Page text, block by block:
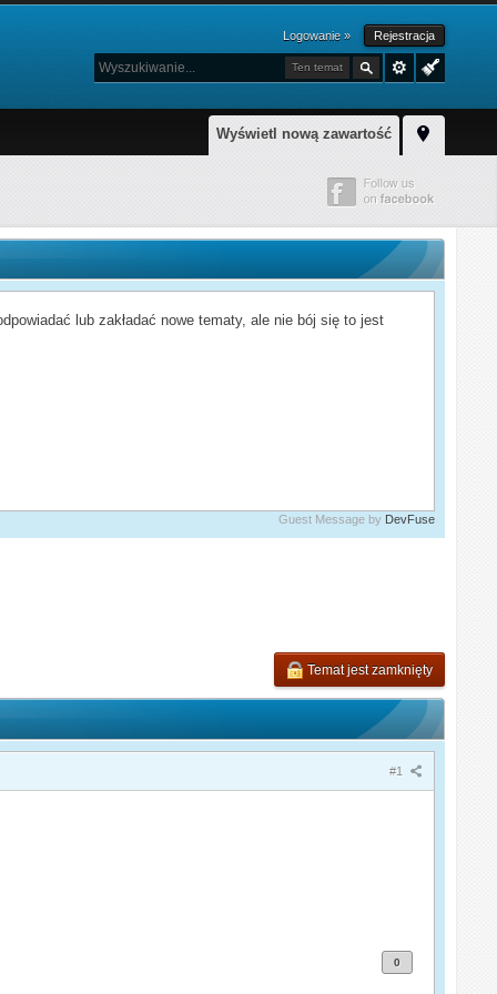
Logowanie » Rejestracja
Ten temat
Wyświetl nową zawartość
lub zakładać nowe tematy, ale nie bój się to jest
Guest Message by DevFuse
Temat jest zamknięty
#1
0